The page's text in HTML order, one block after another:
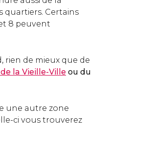
quartiers. Certains
8 peuvent
rien de mieux que de
la Vieille-Ville ou du
une autre zone
ci vous trouverez